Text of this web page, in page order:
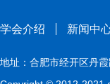
学会介绍 新闻中
地址：合肥市经开区丹